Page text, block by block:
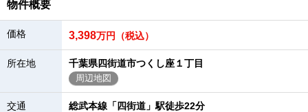
物件概要
価格 3,398万円（税込）
所在地 千葉県四街道市つくし座１丁目
周辺地図
交通
総武本線「四街道」駅徒歩22分